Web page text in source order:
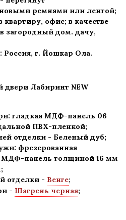
ремнями или лентой;
квартиру, офис; в качестве
загородный дом. дачу,
Россия, г. Йошкар Ола.
двери Лабиринт NEW
гладкая МДФ-панель 06
ПВХ-пленкой;
отделки - Беленый дуб;
фрезерованная
МДФ-панель толщиной 16 мм
отделки - Венге;
- Шагрень черная;